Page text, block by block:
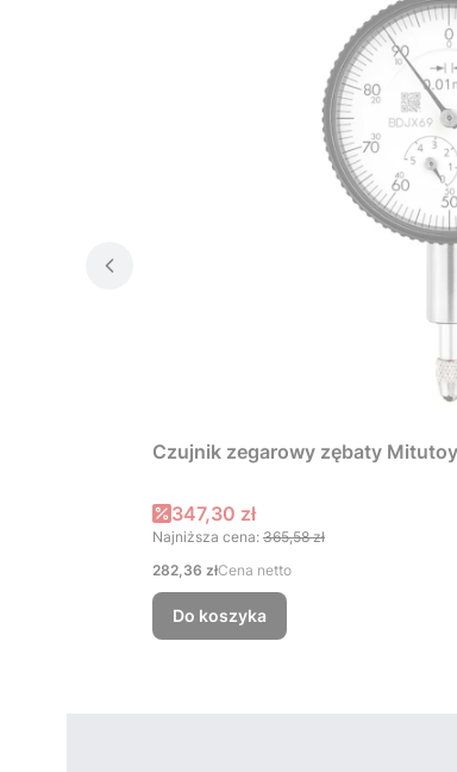
Czujnik zegarowy zębaty
Cena promocyjna
347,30 zł
Najniższa cena: 365,58 zł
Cena
282,36 złCena netto
Do koszyka